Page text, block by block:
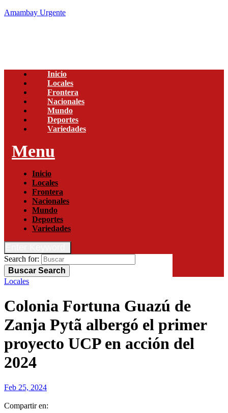
Amambay Urgente
Inicio
Locales
Frontera
Nacionales
Mundo
Deportes
Variedades
Menu
Inicio
Locales
Frontera
Nacionales
Mundo
Deportes
Variedades
Search for:
Buscar Search
Locales
Colonia Fortuna Guazú de
Zanja Pytã albergó el primer
proyecto UCP en acción del
2024
Feb 25, 2024
Compartir en: